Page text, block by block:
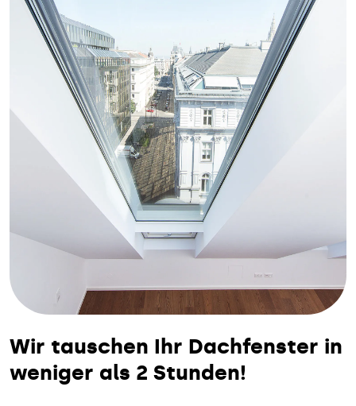
Wir tauschen Ihr Dachfenster in
weniger als 2 Stunden!